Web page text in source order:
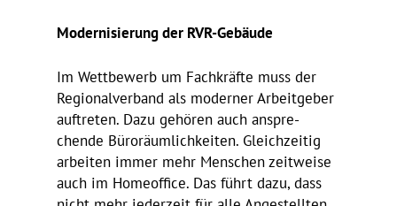
Moder­ni­sie­rung der RVR-Gebäude
Im Wett­be­werb um Fach­kräfte muss der
Regio­nal­ver­band als moderner Arbeit­geber
auftreten. Dazu gehören auch anspre­
chende Büro­räum­lich­keiten. Gleich­zeitig
arbeiten immer mehr Menschen zeit­weise
auch im Home­of­fice. Das führt dazu, dass